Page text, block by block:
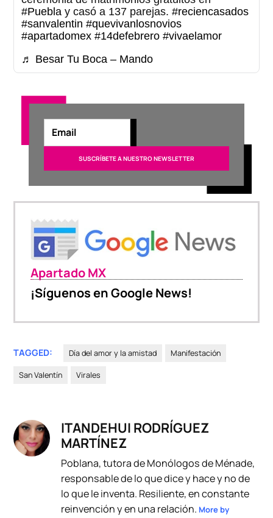
#Puebla y casó a 137 parejas.#reciencasados
#sanvalentin #quevivanlosnovios
#apartadomex #14defebrero #vivaelamor
♬ Besar Tu Boca – Mando
Apartado MX
¡Síguenos en Google News!
TAGGED: Día del amor y la amistad Manifestación
San Valentín Virales
ITANDEHUI RODRÍGUEZ
MARTÍNEZ
Poblana, tutora de Monólogos de Ménade,
responsable de lo que dice y hace y no de
lo que le inventa. Resiliente, en constante
reinvención y en una relación. More by